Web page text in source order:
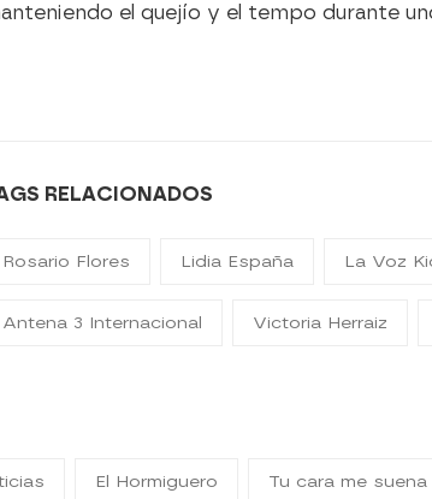
el quejío y el tempo durante
RELACIONADOS
Rosario Flores Lidia España La Voz
Antena 3 Internacional Victoria Herraiz
El Hormiguero Tu cara me suena